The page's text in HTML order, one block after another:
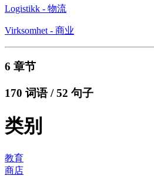
Logistikk - 物流
Virksomhet - 商业
6 章节
170 词语 / 52 句子
类别
教育
商店